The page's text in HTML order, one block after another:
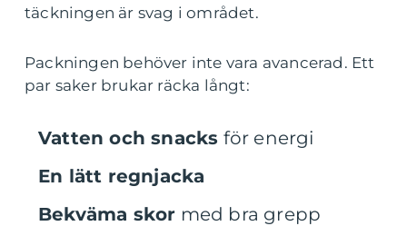
täckningen är svag i området.
Packningen behöver inte vara avancerad. Ett
par saker brukar räcka långt:
Vatten och snacks för energi
En lätt regnjacka
Bekväma skor med bra grepp